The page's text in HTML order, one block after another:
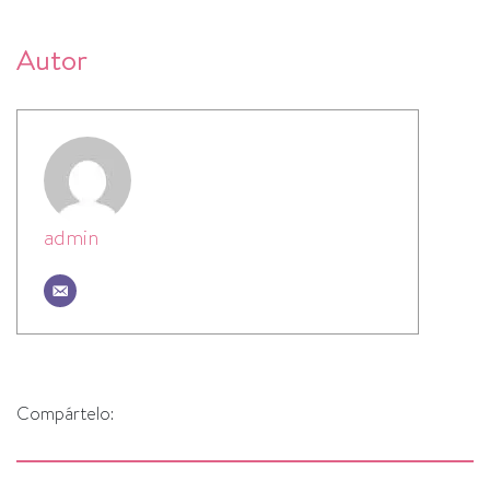
Autor
admin
Compártelo: